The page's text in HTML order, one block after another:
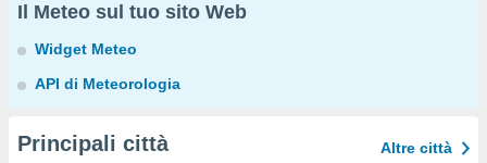
Il Meteo sul tuo sito Web
Widget Meteo
API di Meteorologia
Principali città Altre città